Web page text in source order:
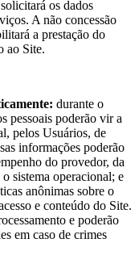
os dados
A não concessão
a prestação do
ao Site.
durante o
pessoais poderão vir a
pelos Usuários, de
informações poderão
do provedor, da
sistema operacional; e
anônimas sobre o
e conteúdo do Site.
e poderão
em caso de crimes